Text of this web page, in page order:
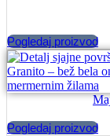
Pogledaj proizvod
Pogledaj proizvod